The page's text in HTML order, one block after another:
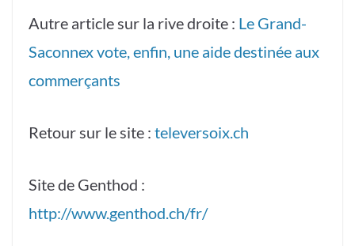
Autre article sur la rive droite : Le Grand-
Saconnex vote, enfin, une aide destinée aux
commerçants
Retour sur le site : televersoix.ch
Site de Genthod :
http://www.genthod.ch/fr/